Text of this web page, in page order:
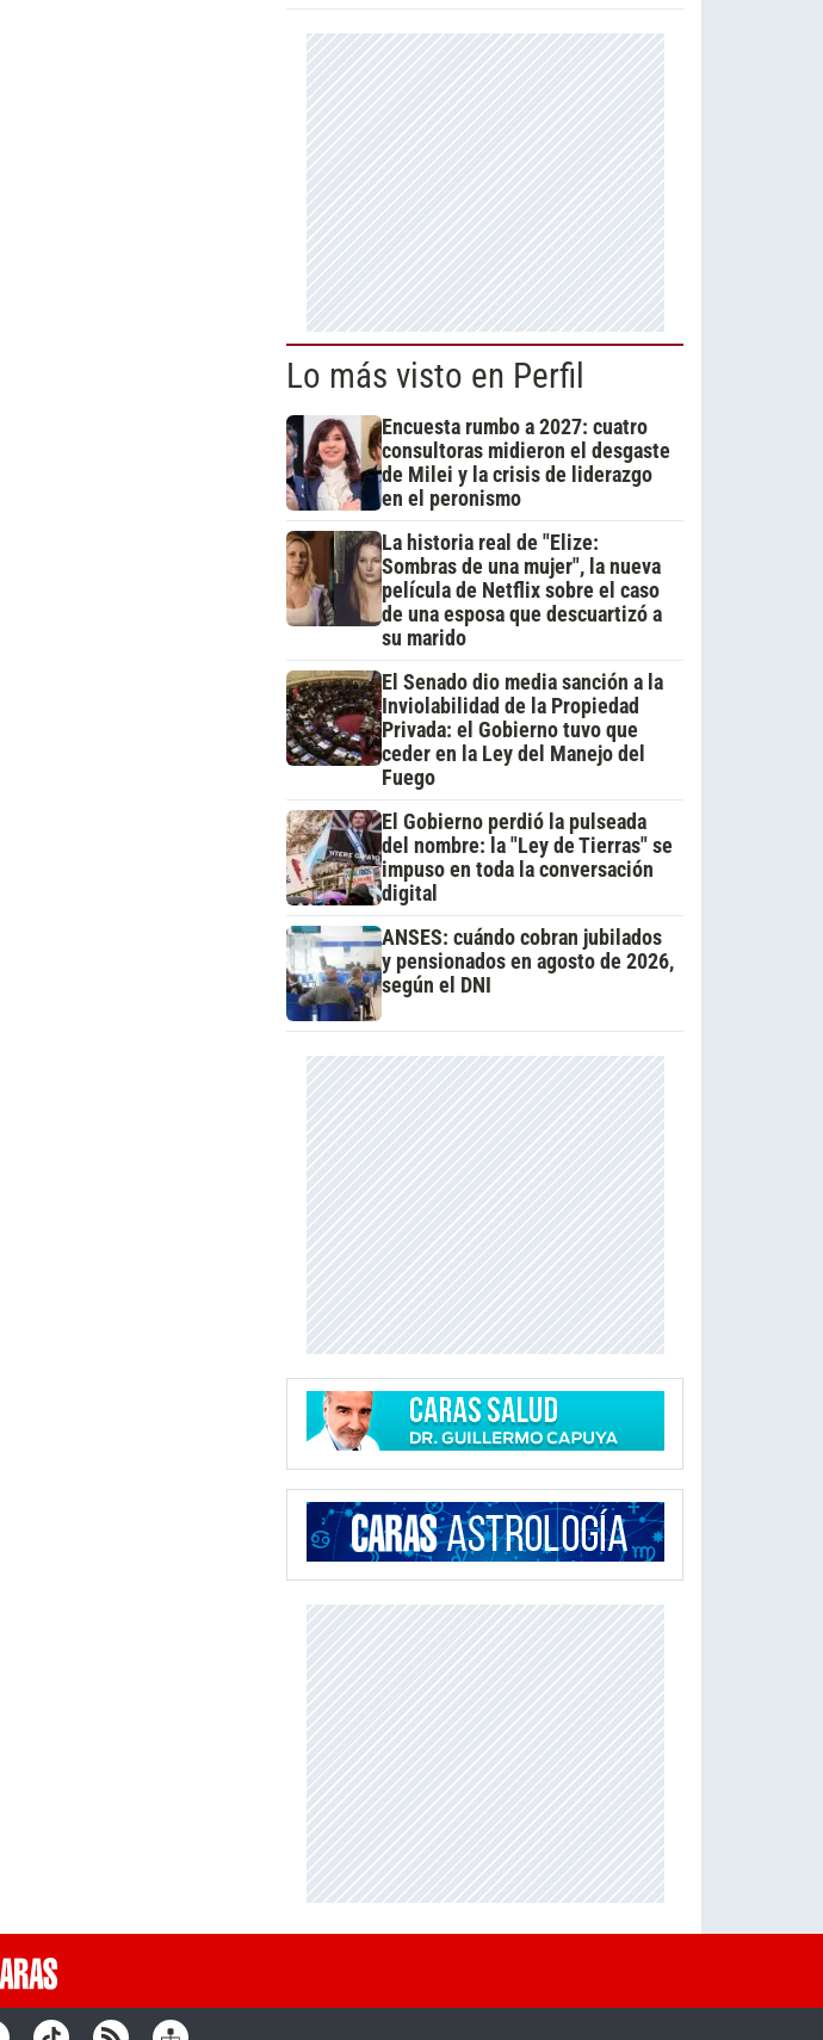
Lo más visto en Perfil
Encuesta rumbo a 2027: cuatro
consultoras midieron el desgaste
de Milei y la crisis de liderazgo
en el peronismo
La historia real de "Elize:
Sombras de una mujer", la nueva
película de Netflix sobre el caso
de una esposa que descuartizó a
su marido
El Senado dio media sanción a la
Inviolabilidad de la Propiedad
Privada: el Gobierno tuvo que
ceder en la Ley del Manejo del
Fuego
El Gobierno perdió la pulseada
del nombre: la "Ley de Tierras" se
impuso en toda la conversación
digital
ANSES: cuándo cobran jubilados
y pensionados en agosto de 2026,
según el DNI